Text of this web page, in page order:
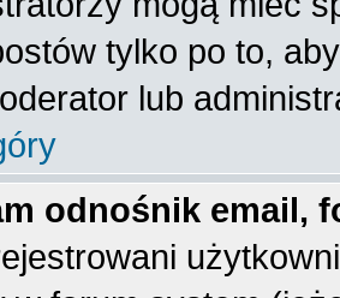
tylko po to,
lub
odnośnik email,